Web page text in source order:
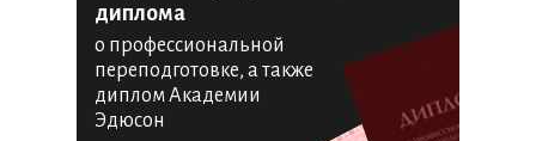
диплома
о профессиональной
переподготовке, а также
диплом Академии
Эдюсон